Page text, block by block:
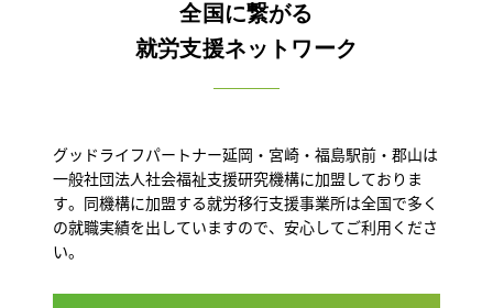
全国に繋がる
就労支援ネットワーク
グッドライフパートナー延岡・宮崎・福島駅前・郡山は
一般社団法人社会福祉支援研究機構に加盟しておりま
す。同機構に加盟する就労移行支援事業所は全国で多く
の就職実績を出していますので、安心してご利用くださ
い。